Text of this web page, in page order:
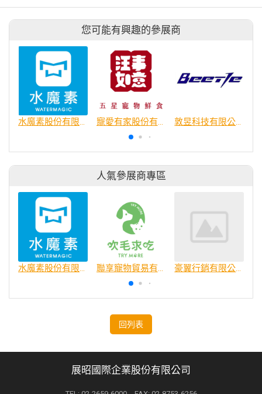
您可能有興趣的參展商
水魔素股份有限公司 寵愛有家股份有限公司 敦昱科技有限公司
人氣參展商專區
水魔素股份有限公司 聯享寵物貿易有限公司 豪翼行銷有限公司
回列表
展昭國際企業股份有限公司